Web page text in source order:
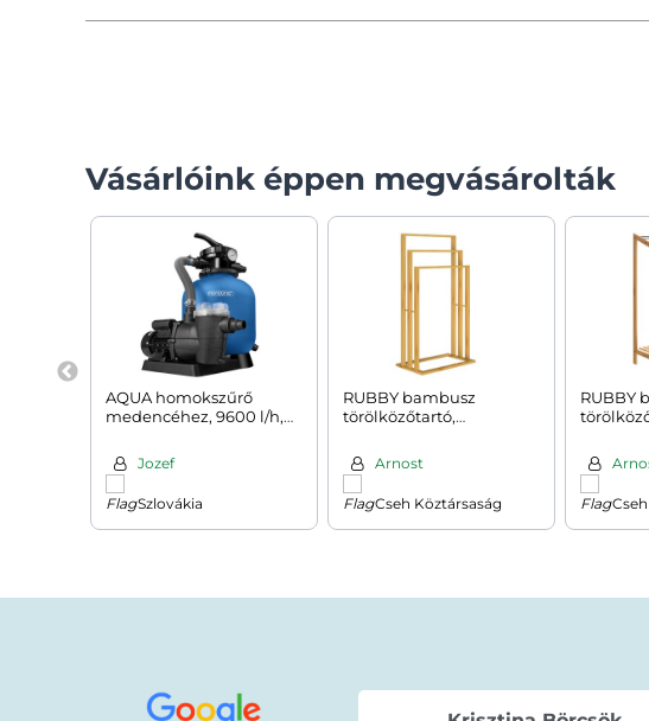
Vásárlóink éppen megvásárolták
AQUA homokszűrő
medencéhez, 9600 l/h,
Jozef
Szlovákia
RUBBY bambusz
törölközőtartó,
Arnost
Cseh Köztársaság
RUBBY
Cseh